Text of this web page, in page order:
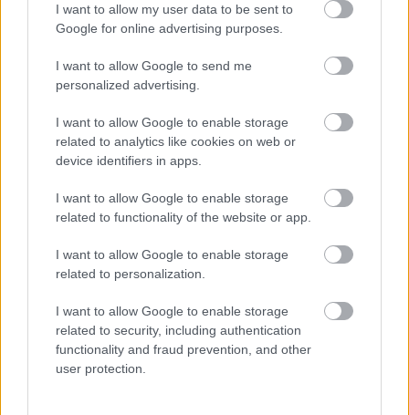
I want to allow my user data to be sent to
Google for online advertising purposes.
I want to allow Google to send me
personalized advertising.
I want to allow Google to enable storage
related to analytics like cookies on web or
device identifiers in apps.
I want to allow Google to enable storage
related to functionality of the website or app.
I want to allow Google to enable storage
related to personalization.
I want to allow Google to enable storage
related to security, including authentication
functionality and fraud prevention, and other
user protection.
διατίθεται στους επισκέπτες αυστηρά για προσωπική χρήση.
Απαγορεύεται η χρήση ή επανεκπομπή του, σε οποιοδήποτε μέσο,
μετά ή άνευ επεξεργασίας, χωρίς γραπτή άδεια του εκδότη.